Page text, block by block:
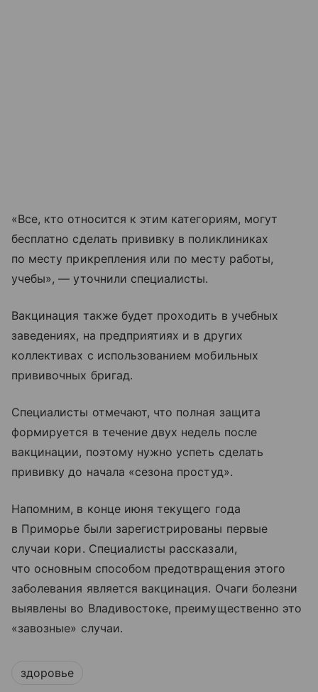
«Все, кто относится к этим категориям, могут
бесплатно сделать прививку в поликлиниках
по месту прикрепления или по месту работы,
учебы», — уточнили специалисты.
Вакцинация также будет проходить в учебных
заведениях, на предприятиях и в других
коллективах с использованием мобильных
прививочных бригад.
Специалисты отмечают, что полная защита
формируется в течение двух недель после
вакцинации, поэтому нужно успеть сделать
прививку до начала «сезона простуд».
Напомним, в конце июня текущего года
в Приморье были зарегистрированы первые
случаи кори. Специалисты рассказали,
что основным способом предотвращения этого
заболевания является вакцинация. Очаги болезни
выявлены во Владивостоке, преимущественно это
«завозные» случаи.
здоровье